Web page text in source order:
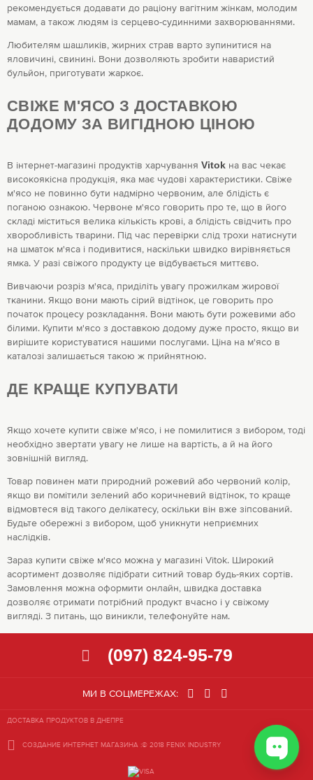
рекомендується додавати до раціону вагітним жінкам, молодим
мамам, а також людям із серцево-судинними захворюваннями.
Любителям шашликів, жирних страв варто зупинитися на
яловичині, свинині. Вони дозволяють зробити наваристий
бульйон, приготувати жаркоє.
СВІЖЕ М'ЯСО З ДОСТАВКОЮ
ДОДОМУ ЗА ВИГІДНОЮ ЦІНОЮ
В інтернет-магазині продуктів харчування Vitok на вас чекає
високоякісна продукція, яка має чудові характеристики. Свіже
м'ясо не повинно бути надмірно червоним, але блідість є
поганою ознакою. Червоне м'ясо говорить про те, що в його
складі міститься велика кількість крові, а блідість свідчить про
хворобливість тварини. Під час перевірки слід трохи натиснути
на шматок м'яса і подивитися, наскільки швидко вирівняється
ямка. У разі свіжого продукту це відбувається миттєво.
Вивчаючи розріз м'яса, приділіть увагу прожилкам жирової
тканини. Якщо вони мають сірий відтінок, це говорить про
початок процесу розкладання. Вони мають бути рожевими або
білими. Купити м'ясо з доставкою додому дуже просто, якщо ви
вирішите користуватися нашими послугами. Ціна на м'ясо в
каталозі залишається такою ж прийнятною.
ДЕ КРАЩЕ КУПУВАТИ
Якщо хочете купити свіже м'ясо, і не помилитися з вибором, тоді
необхідно звертати увагу не лише на вартість, а й на його
зовнішній вигляд.
Товар повинен мати природний рожевий або червоний колір,
якщо ви помітили зелений або коричневий відтінок, то краще
відмовтеся від такого делікатесу, оскільки він вже зіпсований.
Будьте обережні з вибором, щоб уникнути неприємних
наслідків.
Зараз купити свіже м'ясо можна у магазині Vitok. Широкий
асортимент дозволяє підібрати ситний товар будь-яких сортів.
Замовлення можна оформити онлайн, швидка доставка
дозволяє отримати потрібний продукт вчасно і у свіжому
вигляді. З питань, що виникли, телефонуйте нам.
МИ В СОЦМЕРЕЖАХ:
(097) 824-95-79
ДОСТАВКА ПРОДУКТОВ В ДНЕПРЕ
СОЗДАНИЕ ИНТЕРНЕТ МАГАЗИНА :© 2018 FENIX INDUSTRY СОЗДАНИЕ